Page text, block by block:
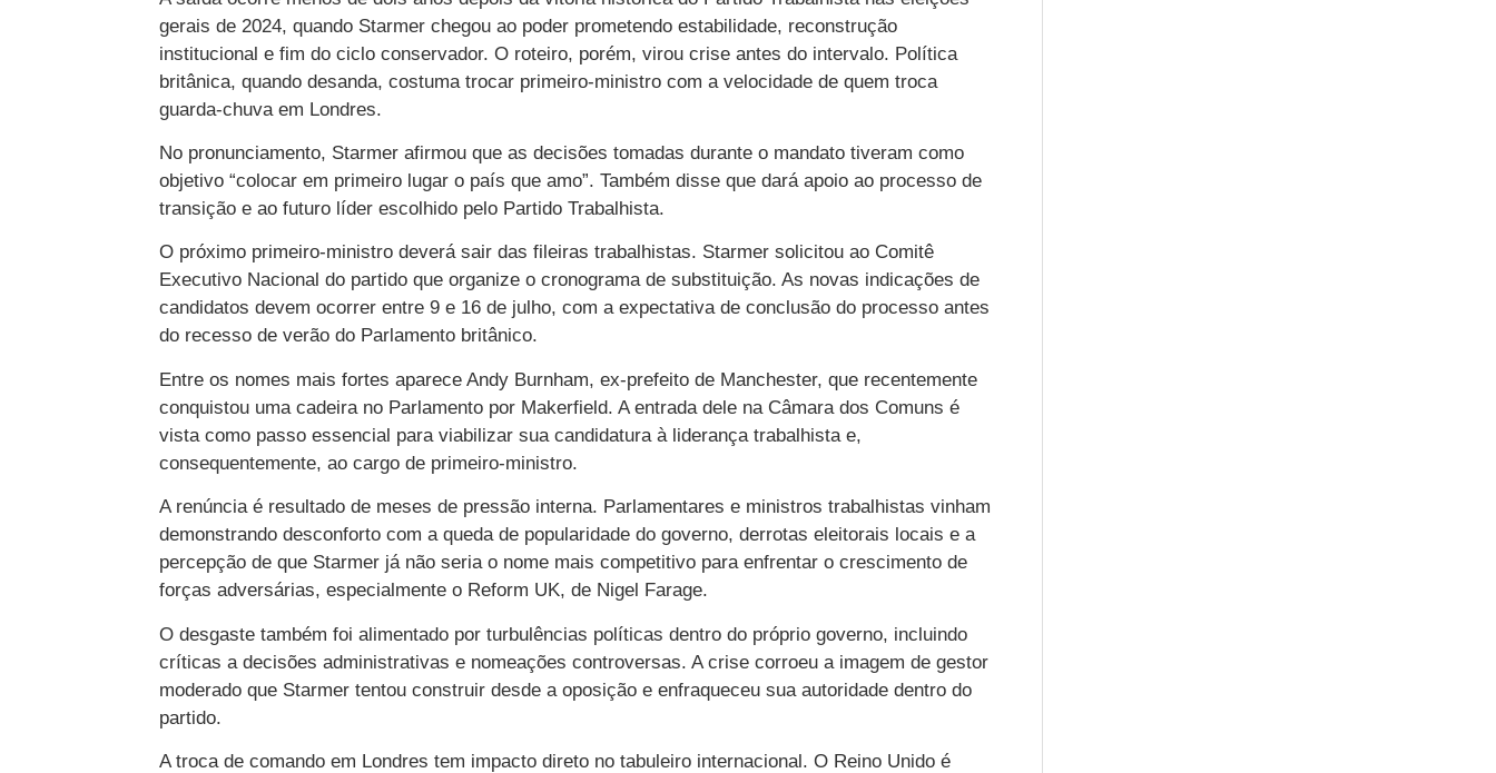
gerais de 2024, quando Starmer chegou ao poder prometendo estabilidade, reconstrução
institucional e fim do ciclo conservador. O roteiro, porém, virou crise antes do intervalo. Política
britânica, quando desanda, costuma trocar primeiro-ministro com a velocidade de quem troca
guarda-chuva em Londres.
No pronunciamento, Starmer afirmou que as decisões tomadas durante o mandato tiveram como
objetivo “colocar em primeiro lugar o país que amo”. Também disse que dará apoio ao processo de
transição e ao futuro líder escolhido pelo Partido Trabalhista.
O próximo primeiro-ministro deverá sair das fileiras trabalhistas. Starmer solicitou ao Comitê
Executivo Nacional do partido que organize o cronograma de substituição. As novas indicações de
candidatos devem ocorrer entre 9 e 16 de julho, com a expectativa de conclusão do processo antes
do recesso de verão do Parlamento britânico.
Entre os nomes mais fortes aparece Andy Burnham, ex-prefeito de Manchester, que recentemente
conquistou uma cadeira no Parlamento por Makerfield. A entrada dele na Câmara dos Comuns é
vista como passo essencial para viabilizar sua candidatura à liderança trabalhista e,
consequentemente, ao cargo de primeiro-ministro.
A renúncia é resultado de meses de pressão interna. Parlamentares e ministros trabalhistas vinham
demonstrando desconforto com a queda de popularidade do governo, derrotas eleitorais locais e a
percepção de que Starmer já não seria o nome mais competitivo para enfrentar o crescimento de
forças adversárias, especialmente o Reform UK, de Nigel Farage.
O desgaste também foi alimentado por turbulências políticas dentro do próprio governo, incluindo
críticas a decisões administrativas e nomeações controversas. A crise corroeu a imagem de gestor
moderado que Starmer tentou construir desde a oposição e enfraqueceu sua autoridade dentro do
partido.
A troca de comando em Londres tem impacto direto no tabuleiro internacional. O Reino Unido é